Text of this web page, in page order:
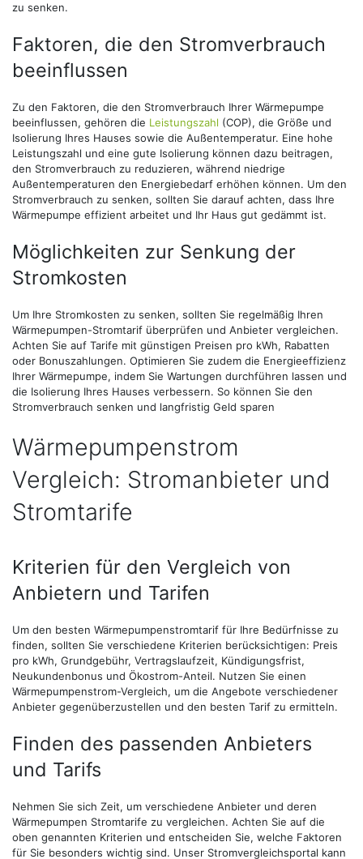
zu senken.
Faktoren, die den Stromverbrauch
beeinflussen
Zu den Faktoren, die den Stromverbrauch Ihrer Wärmepumpe
beeinflussen, gehören die Leistungszahl (COP), die Größe und
Isolierung Ihres Hauses sowie die Außentemperatur. Eine hohe
Leistungszahl und eine gute Isolierung können dazu beitragen,
den Stromverbrauch zu reduzieren, während niedrige
Außentemperaturen den Energiebedarf erhöhen können. Um den
Stromverbrauch zu senken, sollten Sie darauf achten, dass Ihre
Wärmepumpe effizient arbeitet und Ihr Haus gut gedämmt ist.
Möglichkeiten zur Senkung der
Stromkosten
Um Ihre Stromkosten zu senken, sollten Sie regelmäßig Ihren
Wärmepumpen-Stromtarif überprüfen und Anbieter vergleichen.
Achten Sie auf Tarife mit günstigen Preisen pro kWh, Rabatten
oder Bonuszahlungen. Optimieren Sie zudem die Energieeffizienz
Ihrer Wärmepumpe, indem Sie Wartungen durchführen lassen und
die Isolierung Ihres Hauses verbessern. So können Sie den
Stromverbrauch senken und langfristig Geld sparen
Wärmepumpenstrom
Vergleich: Stromanbieter und
Stromtarife
Kriterien für den Vergleich von
Anbietern und Tarifen
Um den besten Wärmepumpenstromtarif für Ihre Bedürfnisse zu
finden, sollten Sie verschiedene Kriterien berücksichtigen: Preis
pro kWh, Grundgebühr, Vertragslaufzeit, Kündigungsfrist,
Neukundenbonus und Ökostrom-Anteil. Nutzen Sie einen
Wärmepumpenstrom-Vergleich, um die Angebote verschiedener
Anbieter gegenüberzustellen und den besten Tarif zu ermitteln.
Finden des passenden Anbieters
und Tarifs
Nehmen Sie sich Zeit, um verschiedene Anbieter und deren
Wärmepumpen Stromtarife zu vergleichen. Achten Sie auf die
oben genannten Kriterien und entscheiden Sie, welche Faktoren
für Sie besonders wichtig sind. Unser Stromvergleichsportal kann